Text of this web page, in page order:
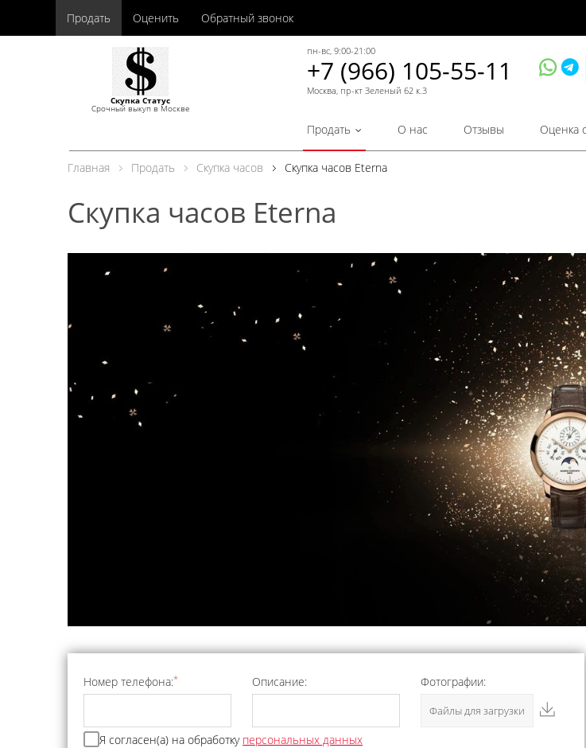
Продать Оценить Обратный звонок
Скупка Статус
Срочный выкуп в Москве
пн-вс, 9:00-21:00
+7 (966) 105-55-11
Москва, пр-кт Зеленый 62 к.3
Продать О нас Отзывы Оценка
Главная Продать Скупка часов Скупка часов Eterna
Скупка часов Eterna
Номер телефона:* Описание: Фотографии:
Файлы для загрузки
Я согласен(а) на обработку персональных данных